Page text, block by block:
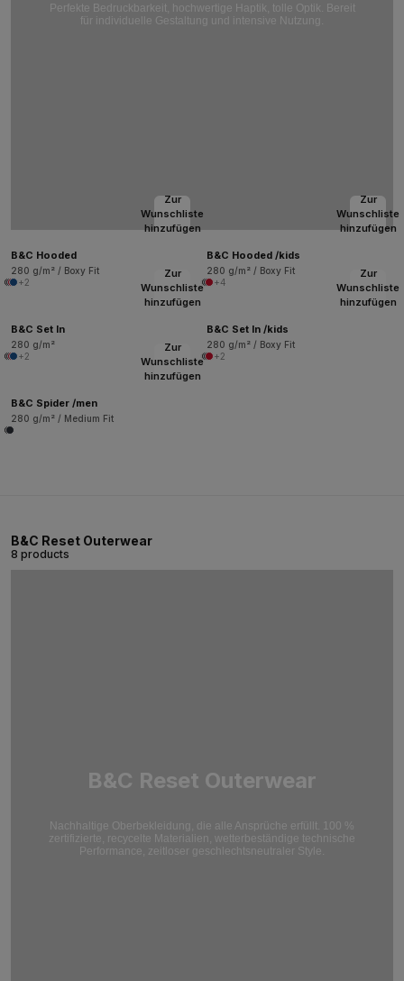
Perfekte Bedruckbarkeit, hochwertige Haptik, tolle Optik. Bereit
für individuelle Gestaltung und intensive Nutzung.
Zur
Wunschliste
hinzufügen
B&C Hooded
280 g/m² / Boxy Fit
+2
Zur
Wunschliste
hinzufügen
B&C Hooded /kids
280 g/m² / Boxy Fit
+4
Zur
Wunschliste
hinzufügen
B&C Set In
280 g/m²
+2
Zur
Wunschliste
hinzufügen
B&C Set In /kids
280 g/m² / Boxy Fit
+2
Zur
Wunschliste
hinzufügen
B&C Spider /men
280 g/m² / Medium Fit
B&C Reset Outerwear
8 products
B&C Reset Outerwear
Nachhaltige Oberbekleidung, die alle Ansprüche erfüllt. 100 %
zertifizierte, recycelte Materialien, wetterbeständige technische
Performance, zeitloser geschlechtsneutraler Style.